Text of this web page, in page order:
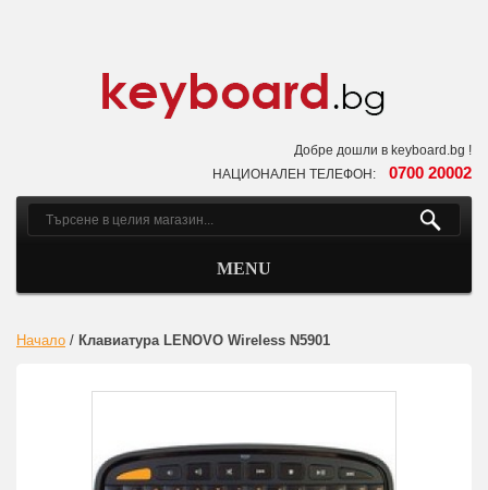
Добре дошли в keyboard.bg !
НАЦИОНАЛЕН ТЕЛЕФОН: 0700 20002
MENU
Начало / Клавиатура LENOVO Wireless N5901